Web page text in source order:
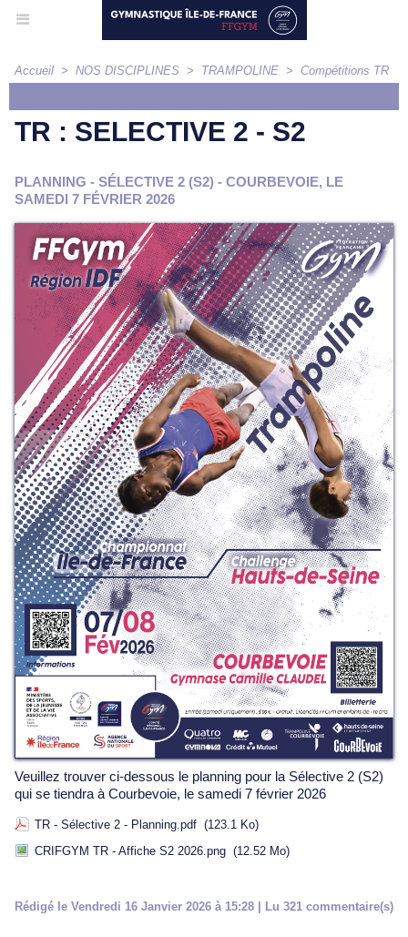
Accueil > NOS DISCIPLINES > TRAMPOLINE > Compétitions TR
TR : SELECTIVE 2 - S2
PLANNING - SÉLECTIVE 2 (S2) - COURBEVOIE, LE
SAMEDI 7 FÉVRIER 2026
Veuillez trouver ci-dessous le planning pour la Sélective 2 (S2)
qui se tiendra à Courbevoie, le samedi 7 février 2026
TR - Sélective 2 - Planning.pdf (123.1 Ko)
CRIFGYM TR - Affiche S2 2026.png (12.52 Mo)
Rédigé le Vendredi 16 Janvier 2026 à 15:28 | Lu 321 commentaire(s)